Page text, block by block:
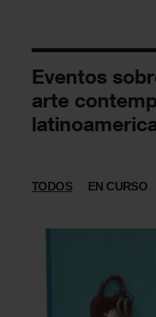
Eventos
arte
TODOS EN CURSO